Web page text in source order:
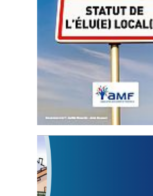
Statut de l’élu local
3 avril 2024
Mise à jour avril 2024
FEUILLETER